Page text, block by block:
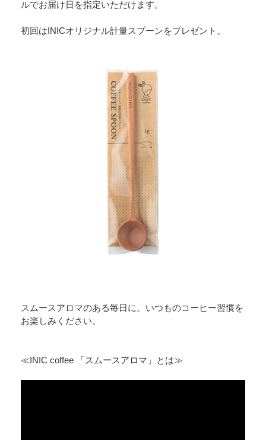
ルでお届け日を指定いただけます。
初回はINICオリジナル計量スプーンをプレゼント。
スムースアロマのある毎日に。いつものコーヒー習慣を
お楽しみください。
≪INIC coffee 「スムースアロマ」とは≫